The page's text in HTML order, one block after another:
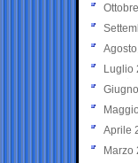
Luglio
Aprile
Marzo